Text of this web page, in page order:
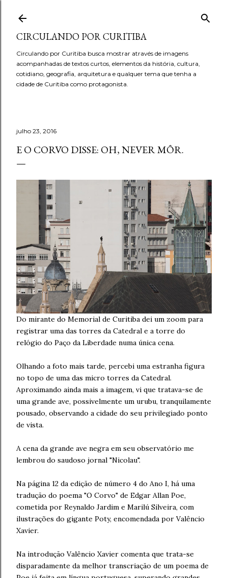
CIRCULANDO POR CURITIBA
Circulando por Curitiba busca mostrar através de imagens
acompanhadas de textos curtos, elementos da história, cultura,
cotidiano, geografia, arquitetura e qualquer tema que tenha a
cidade de Curitiba como protagonista.
julho 23, 2016
E O CORVO DISSE: OH, NEVER MÔR.
Do mirante do Memorial de Curitiba dei um zoom para
registrar uma das torres da Catedral e a torre do
relógio do Paço da Liberdade numa única cena.
Olhando a foto mais tarde, percebi uma estranha figura
no topo de uma das micro torres da Catedral.
Aproximando ainda mais a imagem, vi que tratava-se de
uma grande ave, possivelmente um urubu, tranquilamente
pousado, observando a cidade do seu privilegiado ponto
de vista.
A cena da grande ave negra em seu observatório me
lembrou do saudoso jornal "Nicolau".
Na página 12 da edição de número 4 do Ano I, há uma
tradução do poema "O Corvo" de Edgar Allan Poe,
cometida por Reynaldo Jardim e Marilú Silveira, com
ilustrações do gigante Poty, encomendada por Valêncio
Xavier.
Na introdução Valêncio Xavier comenta que trata-se
disparadamente da melhor transcriação de um poema de